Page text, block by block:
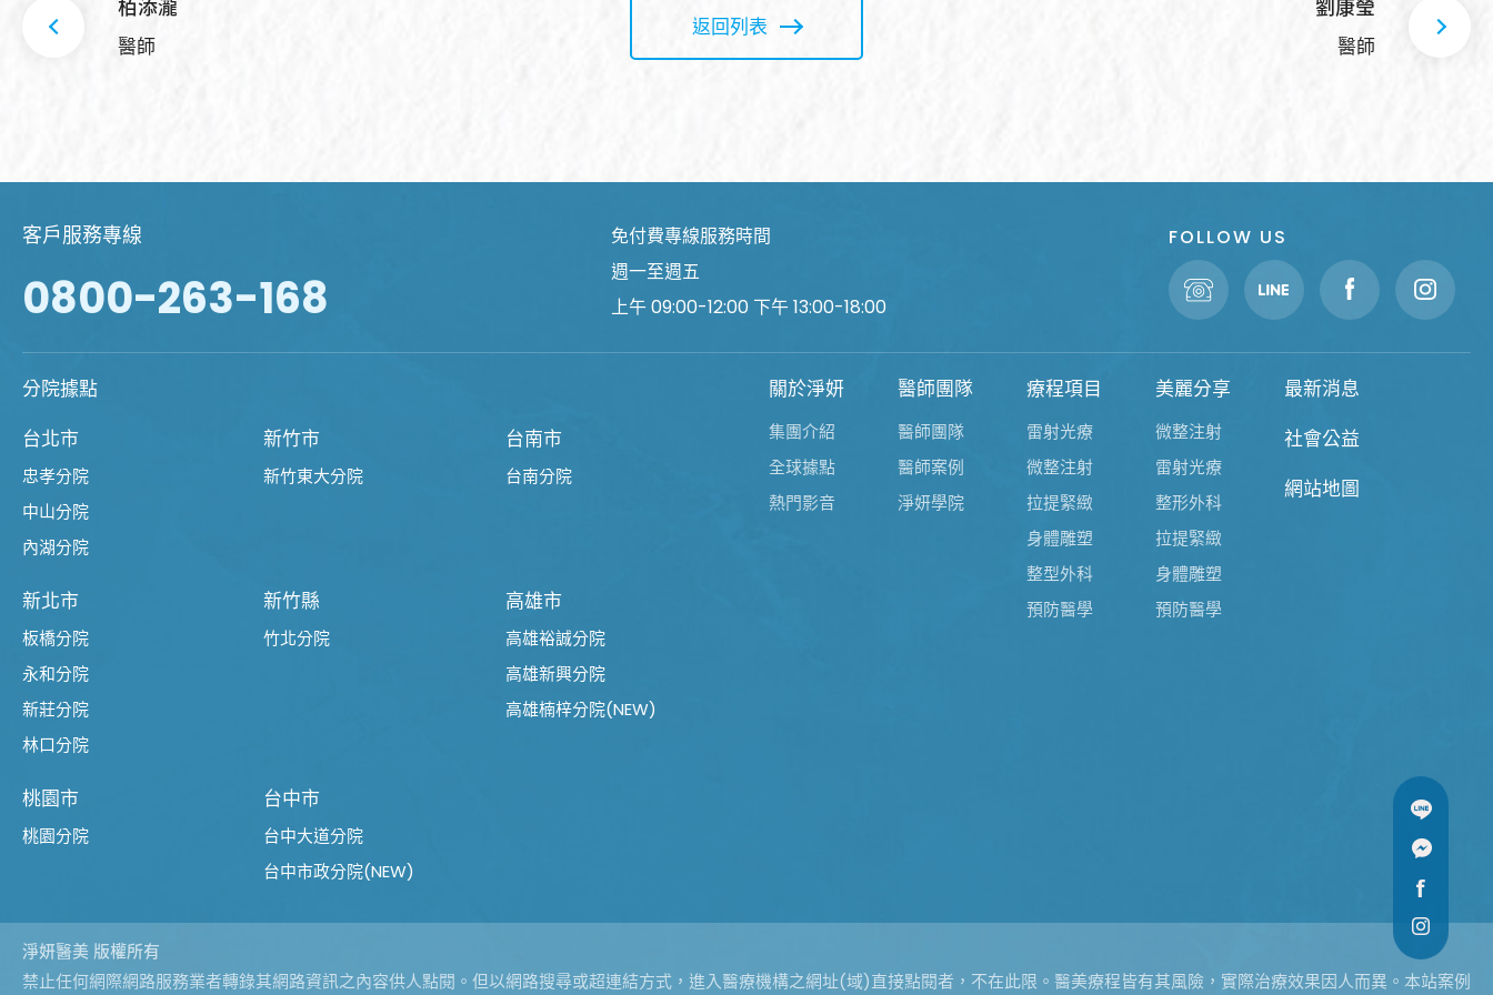
栢添瀧
醫師
劉康瑩
醫師
返回列表
客戶服務專線
0800-263-168
免付費專線服務時間
週一至週五
上午 09:00-12:00 下午 13:00-18:00
FOLLOW US
分院據點
台北市
忠孝分院
中山分院
內湖分院
新北市
板橋分院
永和分院
新莊分院
林口分院
桃園市
桃園分院
新竹市
新竹東大分院
新竹縣
竹北分院
台中市
台中大道分院
台中市政分院(NEW)
台南市
台南分院
高雄市
高雄裕誠分院
高雄新興分院
高雄楠梓分院(NEW)
關於淨妍
集團介紹
全球據點
熱門影音
醫師團隊
醫師團隊
醫師案例
淨妍學院
療程項目
雷射光療
微整注射
拉提緊緻
身體雕塑
整型外科
預防醫學
美麗分享
微整注射
雷射光療
整形外科
拉提緊緻
身體雕塑
預防醫學
最新消息
社會公益
網站地圖
淨妍醫美 版權所有
禁止任何網際網路服務業者轉錄其網路資訊之內容供人點閱。但以網路搜尋或超連結方式，進入醫療機構之網址(域)直接點閱者，不在此限。醫美療程皆有其風險，實際治療效果因人而異。本站案例